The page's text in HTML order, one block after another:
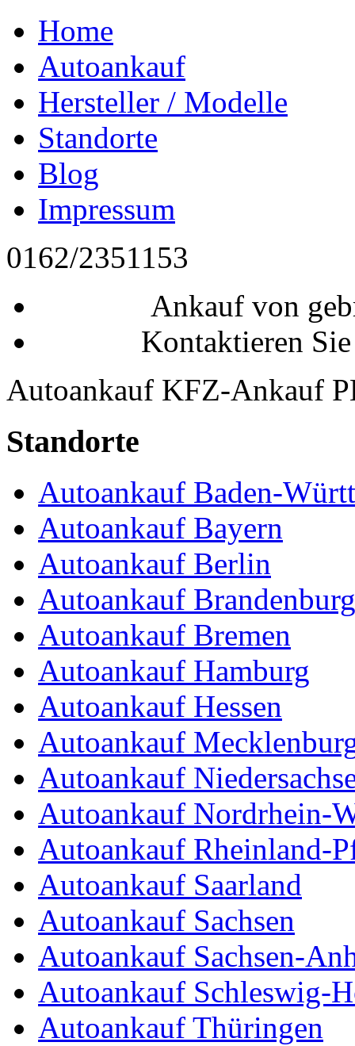
Home
Autoankauf
Hersteller / Modelle
Standorte
Blog
Impressum
0162/2351153
Ankauf von
Kontaktieren
Autoankauf KFZ-Ankauf
Standorte
Autoankauf Baden-
Autoankauf Bayern
Autoankauf Berlin
Autoankauf Brandenburg
Autoankauf Bremen
Autoankauf Hamburg
Autoankauf Hessen
Autoankauf
Autoankauf
Autoankauf Nordrhein-
Autoankauf Rheinland-
Autoankauf Saarland
Autoankauf Sachsen
Autoankauf Sachsen-
Autoankauf Schleswig-
Autoankauf Thüringen